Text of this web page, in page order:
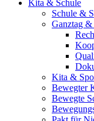
Kita & Schule
Schule &
Ganztag &
Kita &
Bewegter
Bewegte